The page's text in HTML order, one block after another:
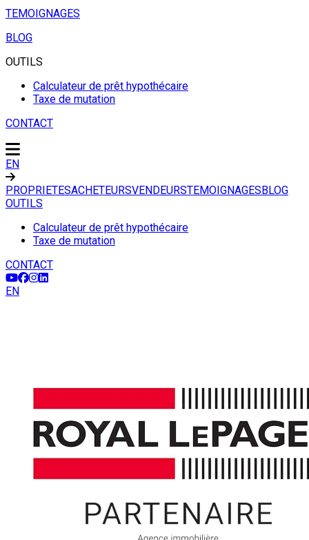
TEMOIGNAGES
BLOG
OUTILS
Calculateur de prêt hypothécaire
Taxe de mutation
CONTACT
EN
PROPRIETESACHETEURSVENDEURSTEMOIGNAGESBLOG
OUTILS
Calculateur de prêt hypothécaire
Taxe de mutation
CONTACT
EN